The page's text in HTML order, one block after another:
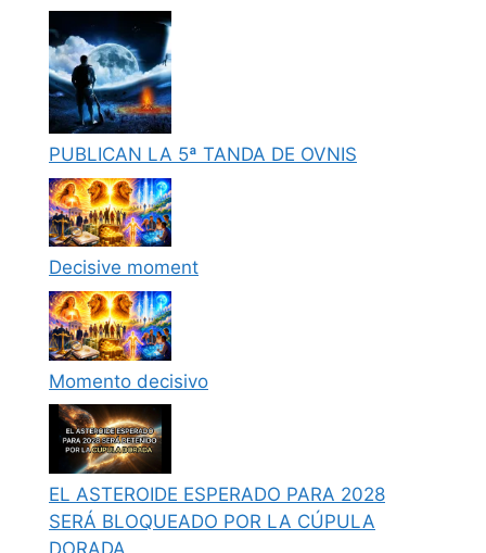
PUBLICAN LA 5ª TANDA DE OVNIS
Decisive moment
Momento decisivo
EL ASTEROIDE ESPERADO PARA 2028
SERÁ BLOQUEADO POR LA CÚPULA
DORADA